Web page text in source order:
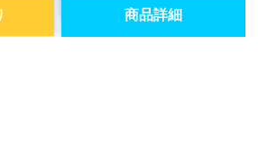
商品詳細